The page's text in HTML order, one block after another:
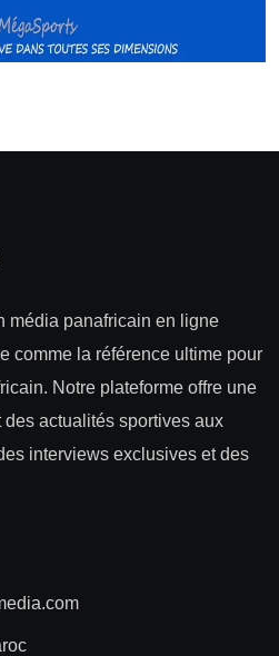
média panafricain en ligne
comme la référence ultime pour
Notre plateforme offre une
actualités sportives aux
interviews exclusives et des